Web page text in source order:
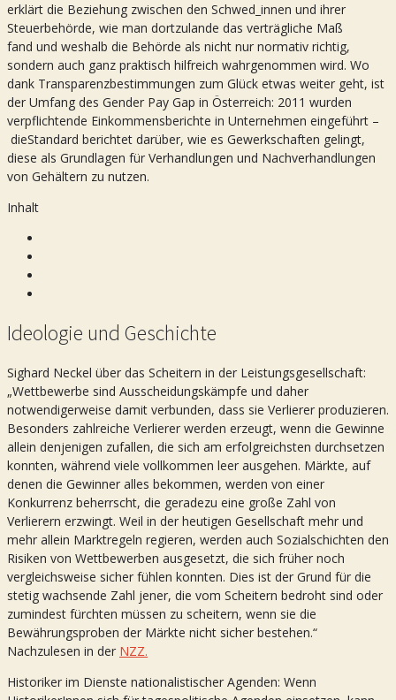
erklärt die Beziehung zwischen den Schwed_innen und ihrer
Steuerbehörde, wie man dortzulande das verträgliche Maß
fand und weshalb die Behörde als nicht nur normativ richtig,
sondern auch ganz praktisch hilfreich wahrgenommen wird. Wo
dank Transparenzbestimmungen zum Glück etwas weiter geht, ist
der Umfang des Gender Pay Gap in Österreich: 2011 wurden
verpflichtende Einkommensberichte in Unternehmen eingeführt –
dieStandard berichtet darüber, wie es Gewerkschaften gelingt,
diese als Grundlagen für Verhandlungen und Nachverhandlungen
von Gehältern zu nutzen.
Inhalt
Ideologie und Geschichte
Sighard Neckel über das Scheitern in der Leistungsgesellschaft:
„Wettbewerbe sind Ausscheidungskämpfe und daher
notwendigerweise damit verbunden, dass sie Verlierer produzieren.
Besonders zahlreiche Verlierer werden erzeugt, wenn die Gewinne
allein denjenigen zufallen, die sich am erfolgreichsten durchsetzen
konnten, während viele vollkommen leer ausgehen. Märkte, auf
denen die Gewinner alles bekommen, werden von einer
Konkurrenz beherrscht, die geradezu eine große Zahl von
Verlierern erzwingt. Weil in der heutigen Gesellschaft mehr und
mehr allein Marktregeln regieren, werden auch Sozialschichten den
Risiken von Wettbewerben ausgesetzt, die sich früher noch
vergleichsweise sicher fühlen konnten. Dies ist der Grund für die
stetig wachsende Zahl jener, die vom Scheitern bedroht sind oder
zumindest fürchten müssen zu scheitern, wenn sie die
Bewährungsproben der Märkte nicht sicher bestehen.“
Nachzulesen in der NZZ.
Historiker im Dienste nationalistischer Agenden: Wenn